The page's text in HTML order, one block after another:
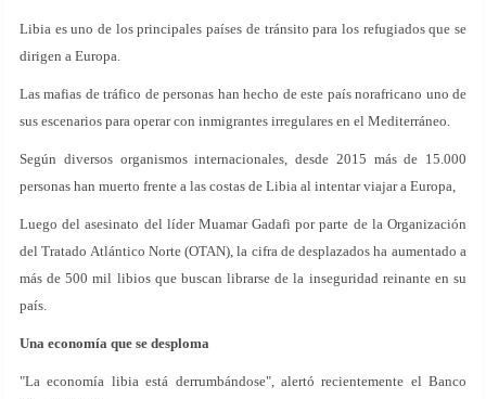
Libia es uno de los principales países de tránsito para los refugiados que se
dirigen a Europa.
Las mafias de tráfico de personas han hecho de este país norafricano uno de
sus escenarios para operar con inmigrantes irregulares en el Mediterráneo.
Según diversos organismos internacionales, desde 2015 más de 15.000
personas han muerto frente a las costas de Libia al intentar viajar a Europa,
Luego del asesinato del líder Muamar Gadafi por parte de la Organización
del Tratado Atlántico Norte (OTAN), la cifra de desplazados ha aumentado a
más de 500 mil libios que buscan librarse de la inseguridad reinante en su
país.
Una economía que se desploma
"La economía libia está derrumbándose", alertó recientemente el Banco